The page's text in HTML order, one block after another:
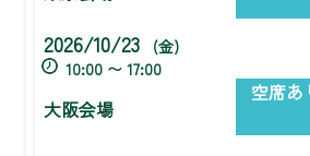
2026/10/23
(金)
10:00 〜 17:00
大阪会場
空席あ